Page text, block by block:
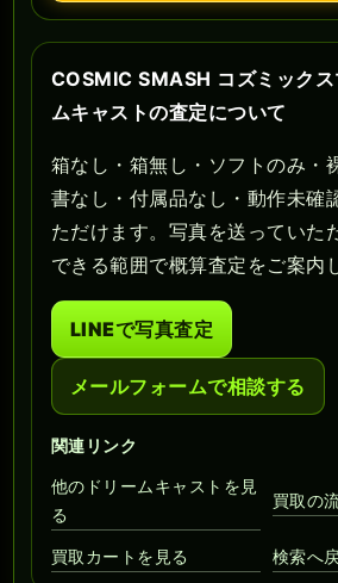
COSMIC SMASH コズミック
ムキャストの査定について
箱なし・箱無し・ソフトのみ・
書なし・付属品なし・動作未確
ただけます。写真を送っていた
できる範囲で概算査定をご案内
LINEで写真査定
メールフォームで相談する
関連リンク
他のドリームキャストを見
る
買取の
買取カートを見る 検索へ